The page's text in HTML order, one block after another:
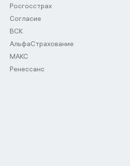
Росгосстрах
Согласие
ВСК
АльфаСтрахование
МАКС
Ренессанс